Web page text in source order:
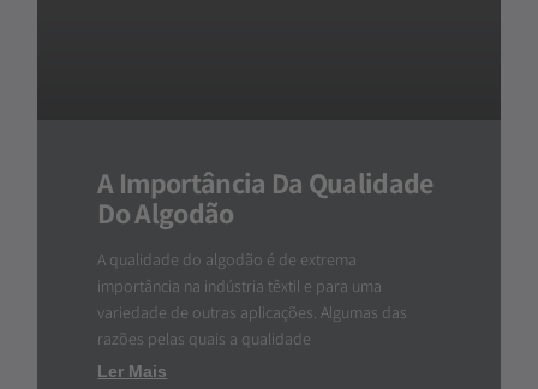
A Importância Da Qualidade
Do Algodão
A qualidade do algodão é de extrema
importância na indústria têxtil e para uma
variedade de outras aplicações. Algumas das
razões pelas quais a qualidade
Ler Mais